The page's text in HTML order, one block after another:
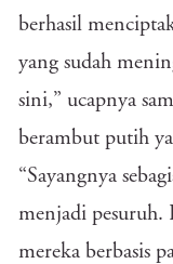
berhasil
yang sudah
sini,” ucapnya
berambut putih
“Sayangnya
menjadi pesuruh.
mereka berbasis